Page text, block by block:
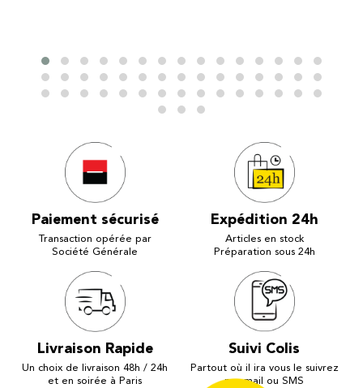
Paiement sécurisé
Transaction opérée par
Société Générale
Expédition 24h
Articles en stock
Préparation sous 24h
Livraison Rapide
Un choix de livraison 48h / 24h
et en soirée à Paris
Suivi Colis
Partout où il ira vous le suivrez
par mail ou SMS